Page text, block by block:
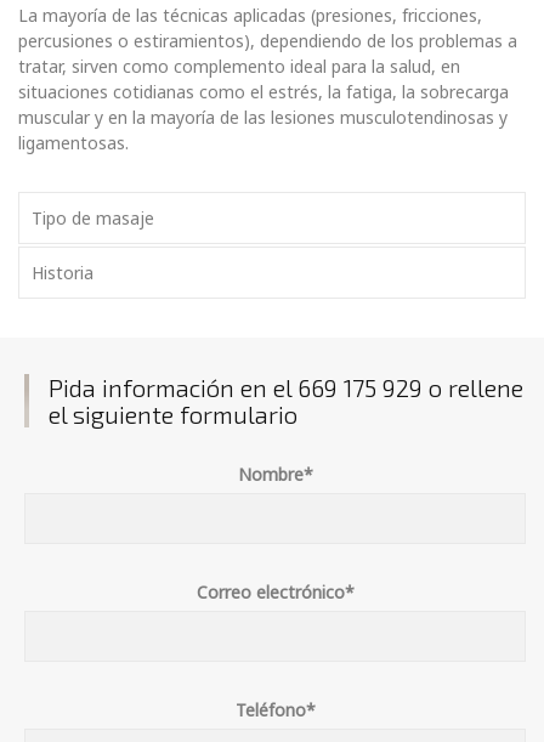
La mayoría de las técnicas aplicadas (presiones, fricciones,
percusiones o estiramientos), dependiendo de los problemas a
tratar, sirven como complemento ideal para la salud, en
situaciones cotidianas como el estrés, la fatiga, la sobrecarga
muscular y en la mayoría de las lesiones musculotendinosas y
ligamentosas.
Tipo de masaje
Historia
Pida información en el 669 175 929 o rellene
el siguiente formulario
Nombre*
Correo electrónico*
Teléfono*